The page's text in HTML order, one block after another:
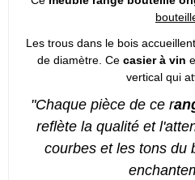
Les trous dans le bois
de diamètre. Ce casier à vin
vertical qui
"Chaque pièce de ce r
reflète la qualité et
courbes et les tons du